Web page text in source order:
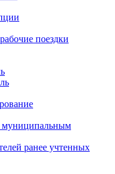
поездки
муниципальным
ранее учтенных